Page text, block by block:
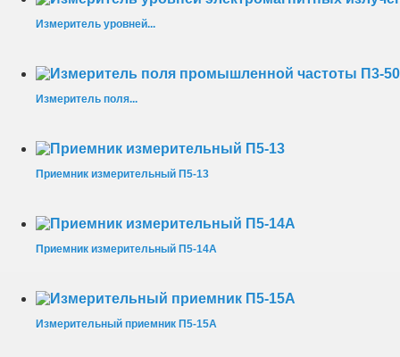
Измеритель уровней...
Измеритель поля...
Приемник измерительный П5-13
Приемник измерительный П5-14А
Измерительный приемник П5-15А